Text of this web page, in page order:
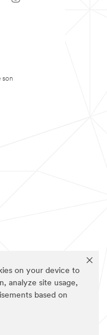
on your device to
analyze site usage,
based on
son